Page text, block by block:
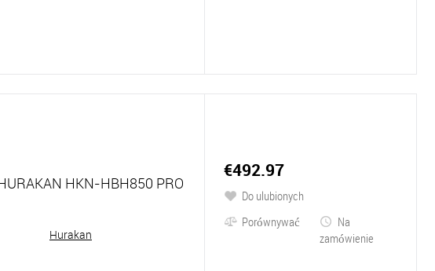
HKN-HBH850 PRO
Hurakan
€492.97
Do ulubionych
Porównywać
Na
zamówienie